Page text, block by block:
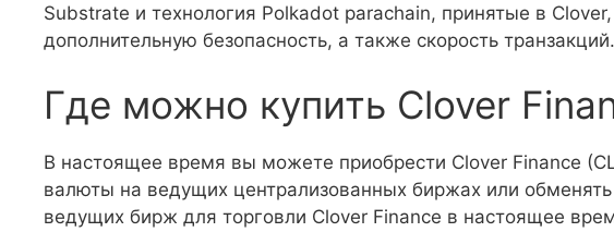
Substrate и технология Polkadot parachain, принятые в
дополнительную безопасность, а также скорость транзакций.
Где можно купить Clover
В настоящее время вы можете приобрести Clover Finance
валюты на ведущих централизованных биржах или
ведущих бирж для торговли Clover Finance в настоящее